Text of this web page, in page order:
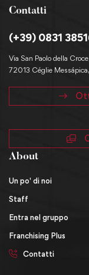
Contatti
(+39) 0831
Via San Paolo della
72013 Céglie
About
Un po' di noi
Staff
Entra nel gruppo
Franchising Plus
Contatti